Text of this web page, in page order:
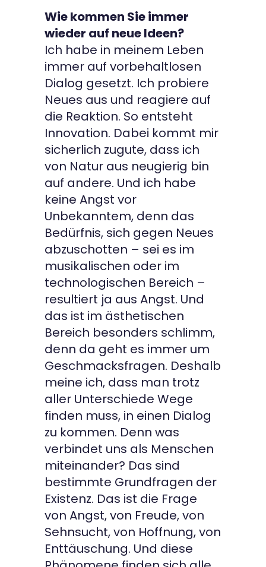
Wie kommen Sie immer
wieder auf neue Ideen?
Ich habe in meinem Leben
immer auf vorbehaltlosen
Dialog gesetzt. Ich probiere
Neues aus und reagiere auf
die Reaktion. So entsteht
Innovation. Dabei kommt mir
sicherlich zugute, dass ich
von Natur aus neugierig bin
auf andere. Und ich habe
keine Angst vor
Unbekanntem, denn das
Bedürfnis, sich gegen Neues
abzuschotten – sei es im
musikalischen oder im
technologischen Bereich –
resultiert ja aus Angst. Und
das ist im ästhetischen
Bereich besonders schlimm,
denn da geht es immer um
Geschmacksfragen. Deshalb
meine ich, dass man trotz
aller Unterschiede Wege
finden muss, in einen Dialog
zu kommen. Denn was
verbindet uns als Menschen
miteinander? Das sind
bestimmte Grundfragen der
Existenz. Das ist die Frage
von Angst, von Freude, von
Sehnsucht, von Hoffnung, von
Enttäuschung. Und diese